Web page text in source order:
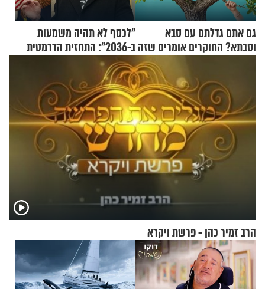
גם אתם גדלתם עם סבא
וסבתא? החוקרים אומרים שזה
"לכסף לא תהיה משמעות
ב-2036": התחזית הדרמטית
של אילון מאסק על עתיד
הכלכלה
הרב זמיר כהן - פרשת ויקרא